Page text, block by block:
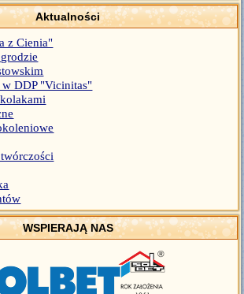
Aktualności
z Cienia"
w DDP "Vicinitas"
WSPIERAJĄ NAS